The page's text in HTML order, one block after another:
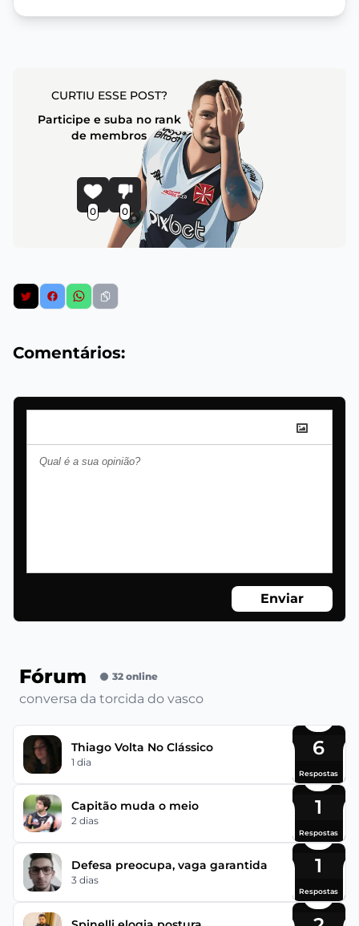
CURTIU ESSE POST?
Participe e suba no rank
de membros
0 0
Comentários:
Enviar
Fórum 32 online
conversa da torcida do vasco
Thiago Volta No Clássico
1 dia
6
Respostas
Capitão muda o meio
2 dias
1
Respostas
Defesa preocupa, vaga garantida
3 dias
1
Respostas